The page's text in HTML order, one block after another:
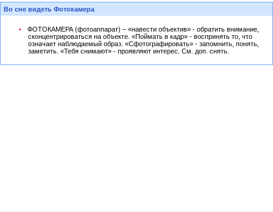
Во сне видеть Фотокамера
ФОТОКАМЕРА (фотоаппарат) – «навести объектив» - обратить внимание,
сконцентрироваться на объекте. «Поймать в кадр» - воспринять то, что
означает наблюдаемый образ. «Сфотографировать» - запомнить, понять,
заметить. «Тебя снимают» - проявляют интерес. См. доп. снять.